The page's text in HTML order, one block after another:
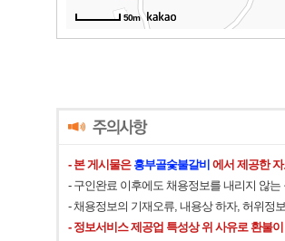
50m
50m
- 본 게시물은 흥부골숯불갈비 에서 제공한
- 구인완료 이후에도 채용정보를 내리지 않
- 채용정보의 기재오류, 내용상 하자, 허위정
- 정보서비스 제공업 특성상 위 사유로 환불